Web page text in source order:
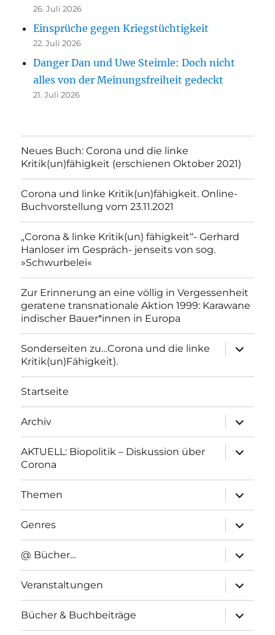
26. Juli 2026
Einsprüche gegen Kriegstüchtigkeit
22. Juli 2026
Danger Dan und Uwe Steimle: Doch nicht
alles von der Meinungsfreiheit gedeckt
21. Juli 2026
Neues Buch: Corona und die linke
Kritik(un)fähigkeit (erschienen Oktober 2021)
Corona und linke Kritik(un)fähigkeit. Online-
Buchvorstellung vom 23.11.2021
„Corona & linke Kritik(un) fähigkeit“- Gerhard
Hanloser im Gespräch- jenseits von sog.
»Schwurbelei«
Zur Erinnerung an eine völlig in Vergessenheit
geratene transnationale Aktion 1999: Karawane
indischer Bauer*innen in Europa
Sonderseiten zu…Corona und die linke
Kritik(un)Fähigkeit).
anzeigen
Startseite
Archiv
anzeigen
AKTUELL: Biopolitik – Diskussion über
Corona
anzeigen
Themen
anzeigen
Genres
anzeigen
@ Bücher…
anzeigen
Veranstaltungen
anzeigen
Bücher & Buchbeiträge
anzeigen